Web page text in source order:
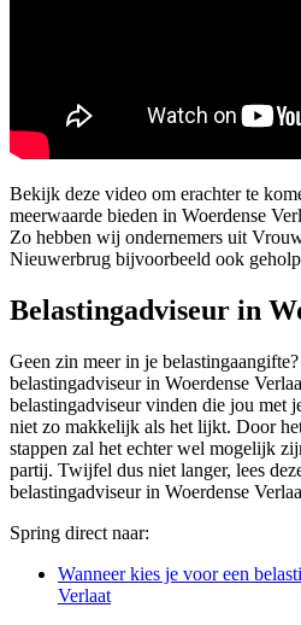
Bekijk deze video om erachter te
meerwaarde bieden in Woerdense
Zo hebben wij ondernemers uit
Nieuwerbrug bijvoorbeeld ook
Belastingadviseur in
Geen zin meer in je
belastingadviseur in Woerdense
belastingadviseur vinden die jou met
niet zo makkelijk als het lijkt. Door
stappen zal het echter wel mogelijk
partij. Twijfel dus niet langer, lees
belastingadviseur in Woerdense
Spring direct naar:
Wanneer kies je voor een
Verlaat